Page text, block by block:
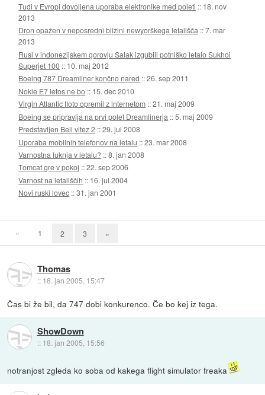
Tudi v Evropi dovoljena uporaba elektronike med poleti :: 18. nov
2013
Dron opažen v neposredni bližini newyorškega letališča ::7. mar
2013
Rusi v indonezijskem gorovju Salak izgubili potniško letalo Sukhoi
Superjet 100 :: 10. maj 2012
Boeing 787 Dreamliner končno nared ::26. sep 2011
Nokie E7 letos ne bo :: 15. dec 2010
Virgin Atlantic floto opremil z internetom ::21. maj 2009
Boeing se pripravlja na prvi polet Dreamlinerja ::5. maj 2009
Predstavljen Beli vitez 2 ::29. jul 2008
Uporaba mobilnih telefonov na letalu ::23. mar 2008
Varnostna luknja v letalu? ::8. jan 2008
Tomcat gre v pokoj ::22. sep 2006
Varnost na letališčih :: 16. jul 2004
Novi ruski lovec ::31. jan 2001
« 1 2 3 »
Thomas
:: 18. jan 2005, 15:47
Čas bi že bil, da 747 dobi konkurenco. Če bo kej iz tega.
ShowDown
:: 18. jan 2005, 15:56
notranjost zgleda ko soba od kakega flight simulator freaka